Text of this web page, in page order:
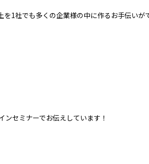
を1社でも多くの企業様の中に作る お手伝いが
ンセミナーでお伝えしています！